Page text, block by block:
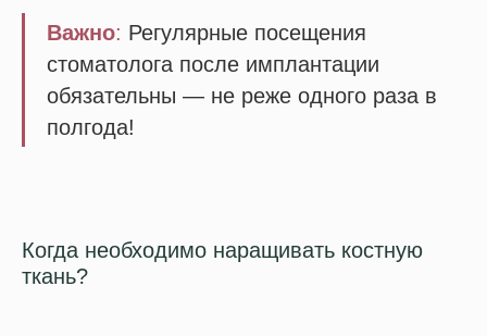
Важно: Регулярные посещения
стоматолога после имплантации
обязательны — не реже одного раза в
полгода!
Когда необходимо наращивать костную
ткань?